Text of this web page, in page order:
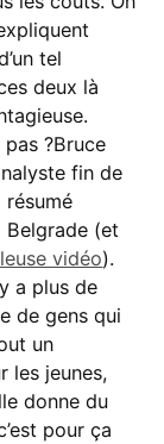
tel
deux là
?Bruce
fin de
résumé
Belgrade (et
vidéo).
a plus de
de gens qui
un
les jeunes,
donne du
pour ça